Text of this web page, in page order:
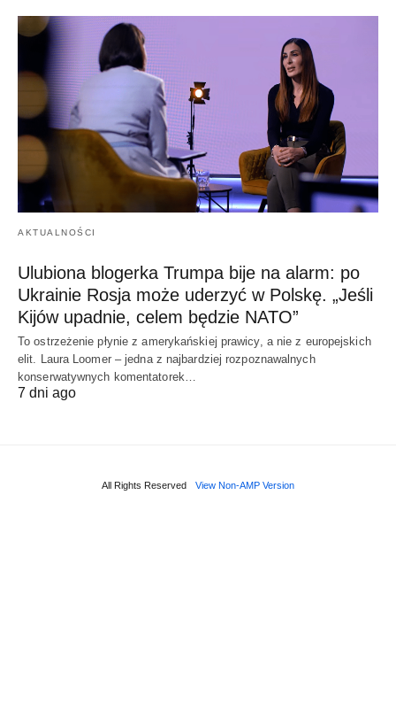
AKTUALNOŚCI
Ulubiona blogerka Trumpa bije na alarm: po
Ukrainie Rosja może uderzyć w Polskę. „Jeśli
Kijów upadnie, celem będzie NATO”
To ostrzeżenie płynie z amerykańskiej prawicy, a nie z europejskich
elit. Laura Loomer – jedna z najbardziej rozpoznawalnych
konserwatywnych komentatorek…
7 dni ago
All Rights Reserved View Non-AMP Version